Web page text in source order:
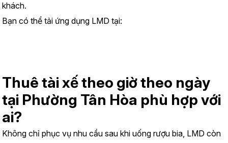
khách.
Bạn có thể tải ứng dụng LMD tại:
Thuê tài xế theo giờ theo ngày
tại Phường Tân Hòa phù hợp với
ai?
Không chỉ phục vụ nhu cầu sau khi uống rượu bia, LMD còn